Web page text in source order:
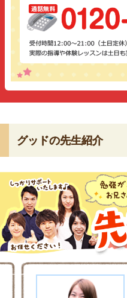
グッドの先生紹介